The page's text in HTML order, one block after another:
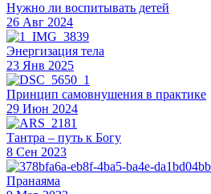
Нужно ли воспитывать детей
26 Авг 2024
Энергизация тела
23 Янв 2025
Принцип самовнушения в практике
29 Июн 2024
Тантра – путь к Богу
8 Сен 2023
Пранаяма